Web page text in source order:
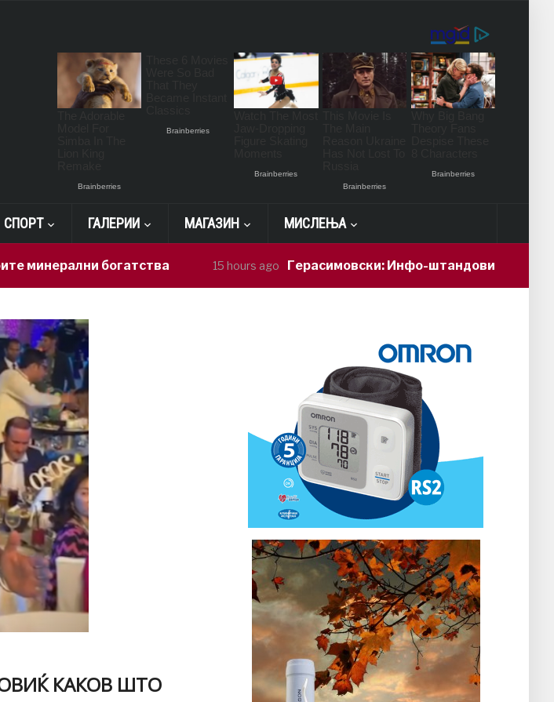
СПОРТ ГАЛЕРИИ МАГАЗИН МИСЛЕЊА
богатства 15 hours ago Герасимовски: Инфо-штандови и здравствени
КАКОВ ШТО